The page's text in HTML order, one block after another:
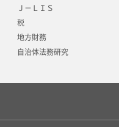
Ｊ－ＬＩＳ
税
地方財務
自治体法務研究